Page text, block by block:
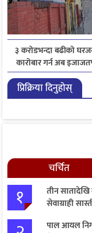
३ करोडभन्दा बढीको
कारोबार गर्न अब
अनिवार्य
प्रिक्रिया दिनुहोस्
चर्चित
१
तीन
सेवाग्राही
पाल आयल